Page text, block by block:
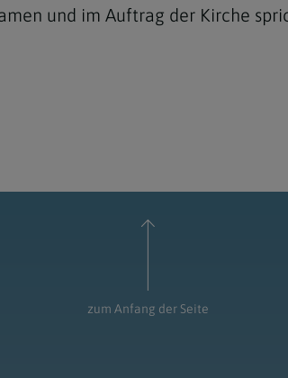
und im Auftrag der Kirche
zum Anfang der Seite